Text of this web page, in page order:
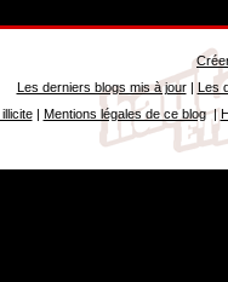
Les derniers blogs mis à jour| Les
| Mentions légales de ce blog|